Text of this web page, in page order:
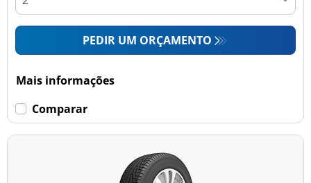
PEDIR UM ORÇAMENTO
Mais informações
Comparar